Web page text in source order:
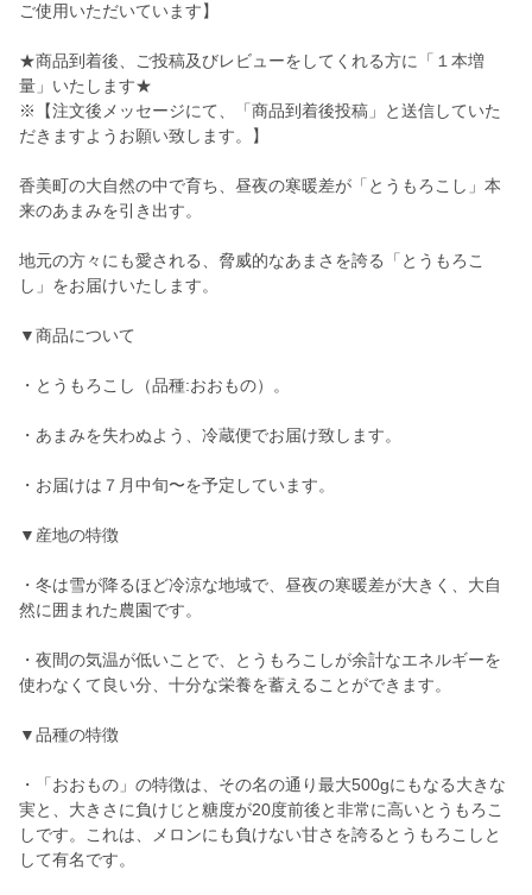
ご使用いただいています】
★商品到着後、ご投稿及びレビューをしてくれる方に「１本増
量」いたします★
※【注文後メッセージにて、「商品到着後投稿」と送信していた
だきますようお願い致します。】
香美町の大自然の中で育ち、昼夜の寒暖差が「とうもろこし」本
来のあまみを引き出す。
地元の方々にも愛される、脅威的なあまさを誇る「とうもろこ
し」をお届けいたします。
▼商品について
・とうもろこし（品種:おおもの）。
・あまみを失わぬよう、冷蔵便でお届け致します。
・お届けは７月中旬〜を予定しています。
▼産地の特徴
・冬は雪が降るほど冷涼な地域で、昼夜の寒暖差が大きく、大自
然に囲まれた農園です。
・夜間の気温が低いことで、とうもろこしが余計なエネルギーを
使わなくて良い分、十分な栄養を蓄えることができます。
▼品種の特徴
・「おおもの」の特徴は、その名の通り最大500gにもなる大きな
実と、大きさに負けじと糖度が20度前後と非常に高いとうもろこ
しです。これは、メロンにも負けない甘さを誇るとうもろこしと
して有名です。